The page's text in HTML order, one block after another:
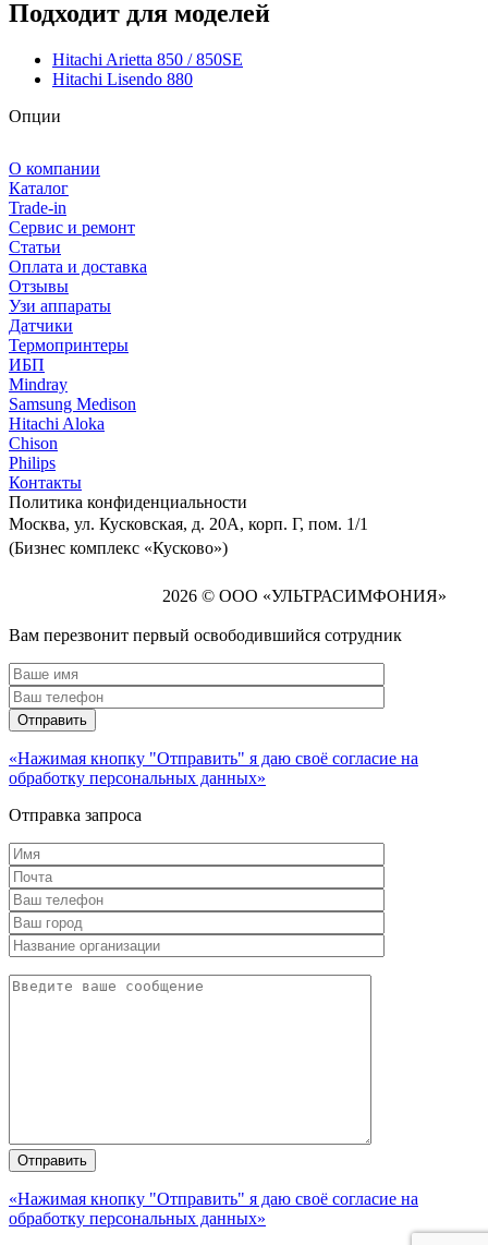
Подходит для моделей
Hitachi Arietta 850 / 850SE
Hitachi Lisendo 880
Опции
О компании
Каталог
Trade-in
Сервис и ремонт
Статьи
Оплата и доставка
Отзывы
Узи аппараты
Датчики
Термопринтеры
ИБП
Mindray
Samsung Medison
Hitachi Aloka
Сhison
Philips
Контакты
Политика конфиденциальности
Москва, ул. Кусковская, д. 20А, корп. Г, пом. 1/1
(Бизнес комплекс «Кусково»)
2026 © ООО «УЛЬТРАСИМФОНИЯ»
Вам перезвонит первый освободившийся сотрудник
«Нажимая кнопку "Отправить" я даю своё согласие на
обработку персональных данных»
Отправка запроса
«Нажимая кнопку "Отправить" я даю своё согласие на
обработку персональных данных»